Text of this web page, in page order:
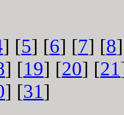
] [5] [6] [7] [8
] [19] [20] [21
] [31]